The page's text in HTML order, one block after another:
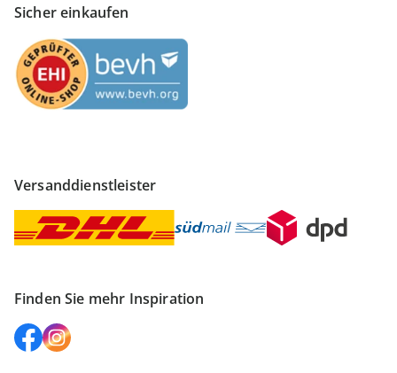
Sicher einkaufen
Versanddienstleister
Finden Sie mehr Inspiration